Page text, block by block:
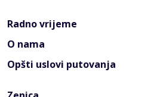
Radno vrijeme
O nama
Opšti uslovi putovanja